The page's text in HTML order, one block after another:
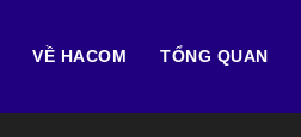
VỀ HACOM TỔNG QUAN